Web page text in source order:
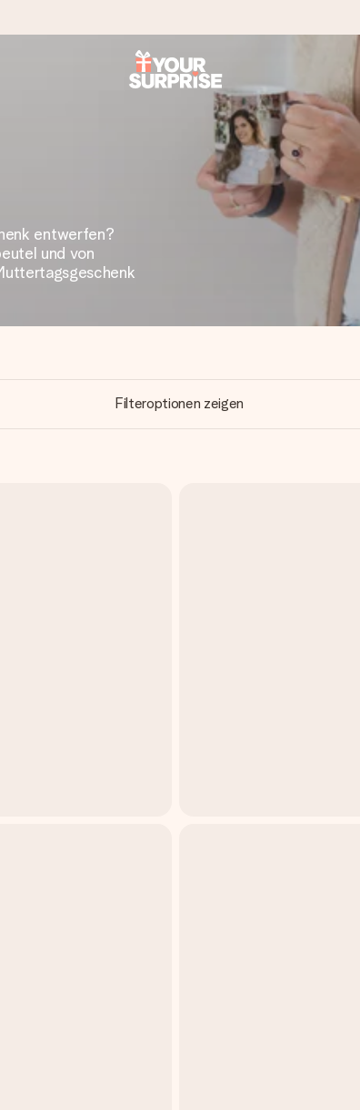
– damit du es genau zum richtigen Zeitpunkt
Reviews (Gesamtergebnis aller Länder, in die wir
entwerfen?
und von
Filteroptionen zeigen